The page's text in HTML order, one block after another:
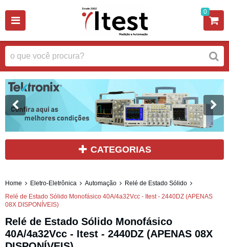
0
CATEGORIAS
Home Eletro-Eletrônica Automação
Relé de Estado Sólido
Relé de Estado Sólido Monofásico 40A/4a32Vcc - Itest - 2440DZ (APENAS
08X DISPONÍVEIS)
Relé de Estado Sólido Monofásico
40A/4a32Vcc - Itest - 2440DZ (APENAS 08X